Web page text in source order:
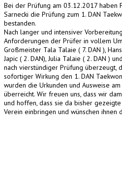
Bei der Prüfung am 03.12.2017 haben
Sarnecki die Prüfung zum 1. DAN
bestanden.
Nach langer und intensiver
Anforderungen der Prüfer in vollem
Großmeister Tala Talaie ( 7. DAN ),
Japic ( 2. DAN), Julia Talaie ( 2. DAN )
nach vierstündiger Prüfung überzeugt,
sofortiger Wirkung den 1. DAN
wurden die Urkunden und Ausweise
überreicht. Wir freuen uns, dass wir
und hoffen, dass sie da bisher
Verein einbringen und wünschen ihnen